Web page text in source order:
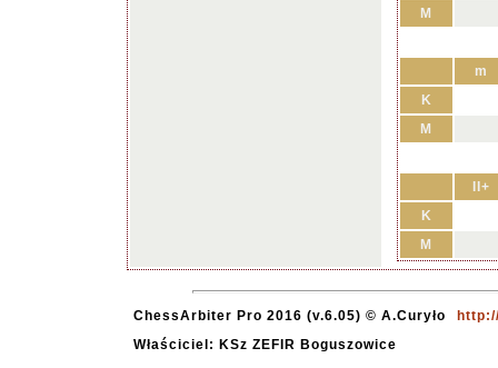
M
m
K
M
II+
K
M
ChessArbiter Pro 2016 (v.6.05) © A.Curyło
Właściciel: KSz ZEFIR Boguszowice